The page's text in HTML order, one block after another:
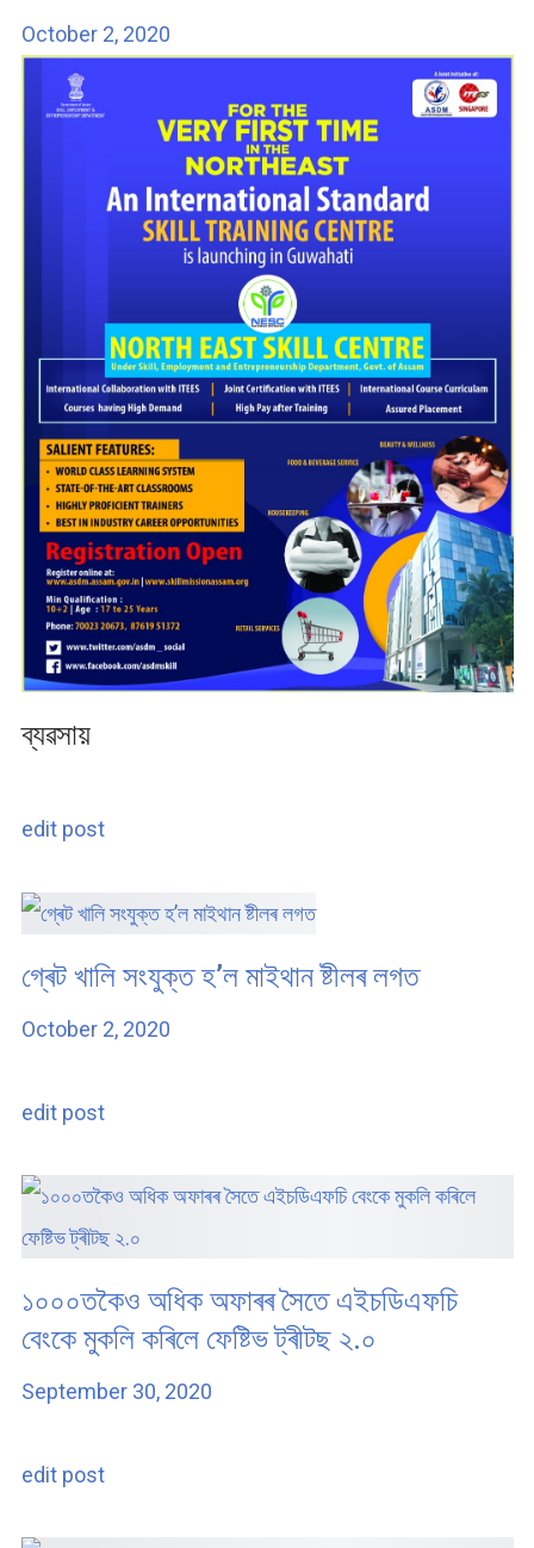
October 2, 2020
ব্যৱসায়
edit post
গ্ৰেট খালি সংযুক্ত হ’ল মাইথান ষ্টীলৰ লগত
October 2, 2020
edit post
১০০০তকৈও অধিক অফাৰৰ সৈতে এইচডিএফচি
বেংকে মুকলি কৰিলে ফেষ্টিভ ট্ৰীটছ ২.০
September 30, 2020
edit post